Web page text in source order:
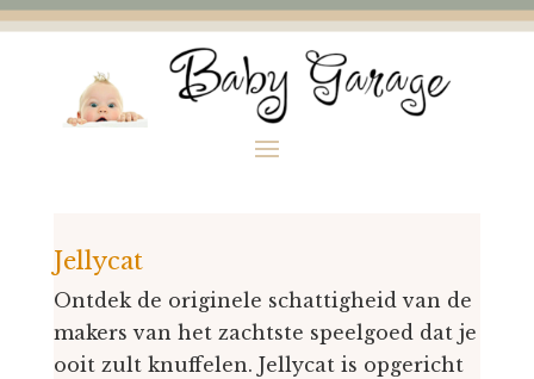
Jellycat
Ontdek de originele schattigheid van de
makers van het zachtste speelgoed dat je
ooit zult knuffelen. Jellycat is opgericht